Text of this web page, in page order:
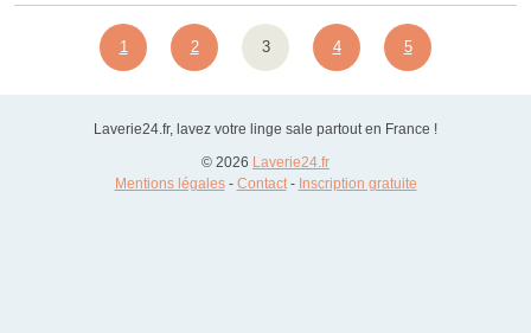
1 2 3 4 5
Laverie24.fr, lavez votre linge sale partout en France !
© 2026 Laverie24.fr
Mentions légales- Contact- Inscription gratuite